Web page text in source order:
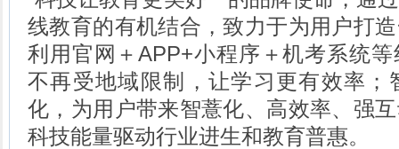
线教育的有机结合，致力于为用户打
利用官网＋APP+小程序＋机考系统
不再受地域限制，让学习更有效率；
化，为用户带来智薏化、高效率、强
科技能量驱动行业进生和教育普惠。